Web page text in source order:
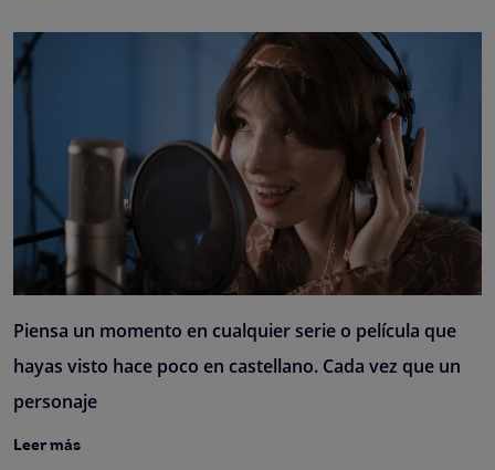
Piensa un momento en cualquier serie o película que
hayas visto hace poco en castellano. Cada vez que un
personaje
Leer más